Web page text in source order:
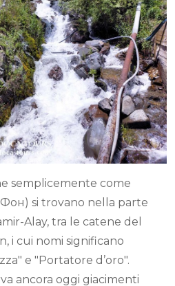
semplicemente come
Фон) si trovano nella parte
Alay, tra le catene del
i cui nomi significano
e "Portatore d’oro".
ancora oggi giacimenti